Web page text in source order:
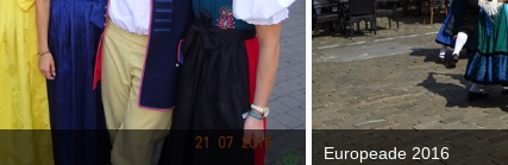
Europeade 2016